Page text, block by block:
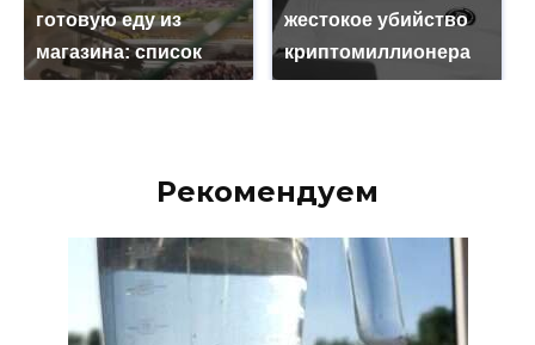
готовую еду из
магазина: список
жестокое убийство
криптомиллионера
Рекомендуем